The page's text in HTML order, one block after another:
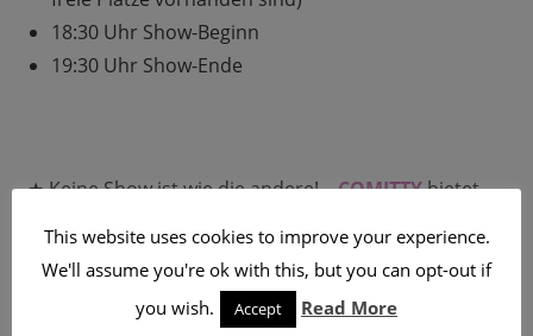
18:30 Uhr Show-Beginn
19:30 Uhr Show-Ende
★ Keine Show ist wie die andere! –COMITTYbietet
Süss. War gestern
finden
atemberaubende Shows statt. Hier erzählen uns
Comediennes & Comedians aus ihrem Leben, mal
This website uses cookies to improve your experience.
We'll assume you're ok with this, but you can opt-out if
you wish.
Accept Read More